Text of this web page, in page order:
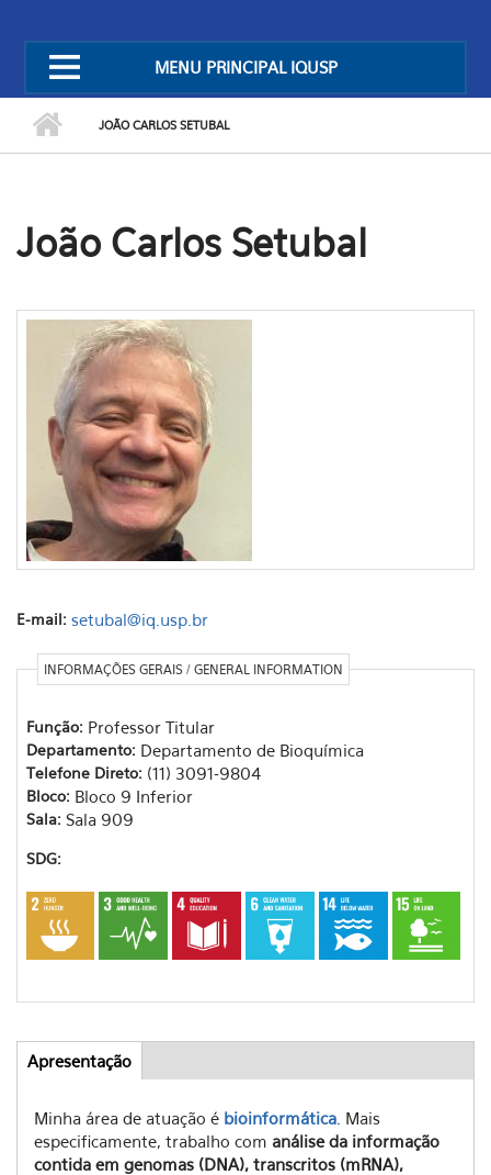
MENU PRINCIPAL IQUSP
JOÃO CARLOS SETUBAL
João Carlos Setubal
E-mail: setubal@iq.usp.br
INFORMAÇÕES GERAIS / GENERAL INFORMATION
Função: Professor Titular
Departamento: Departamento de Bioquímica
Telefone Direto: (11) 3091-9804
Bloco: Bloco 9 Inferior
Sala: Sala 909
SDG:
Abas
Apresentação
ativa)
Minha área de atuação é bioinformática . Mais
especificamente, trabalho com análise da informação
contida em genomas (DNA), transcritos (mRNA),